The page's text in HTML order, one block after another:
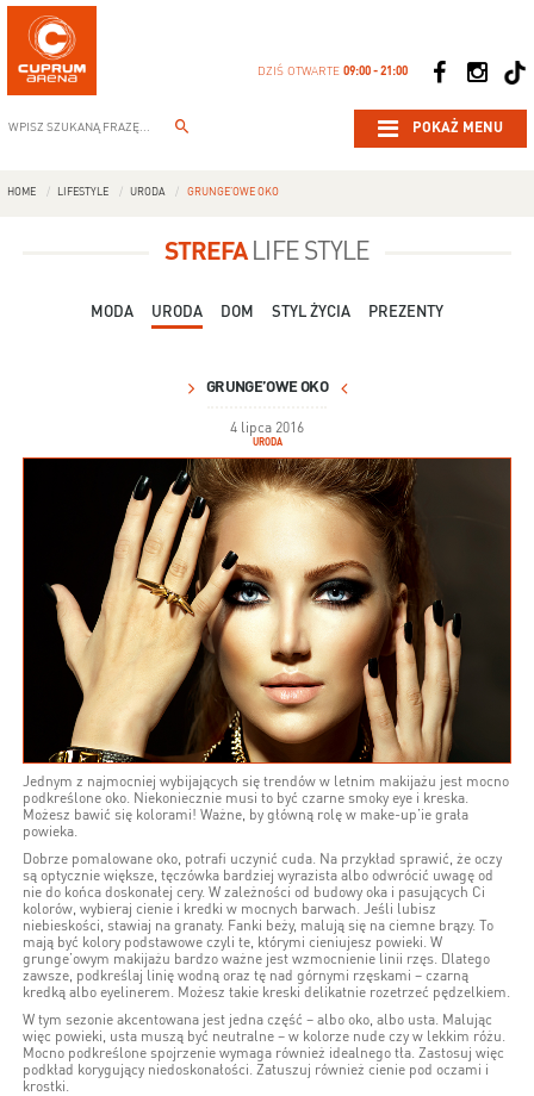
DZIŚ OTWARTE09:00 - 21:00
POKAŻ MENU
HOME LIFESTYLE URODA GRUNGE’OWE OKO
STREFALIFE STYLE
MODA URODA DOM STYL ŻYCIA PREZENTY
GRUNGE’OWE OKO
4 lipca 2016
URODA
Jednym z najmocniej wybijających się trendów w letnim makijażu jest mocno
podkreślone oko. Niekoniecznie musi to być czarne smoky eye i kreska.
Możesz bawić się kolorami! Ważne, by główną rolę w make-up’ie grała
powieka.
Dobrze pomalowane oko, potrafi uczynić cuda. Na przykład sprawić, że oczy
są optycznie większe, tęczówka bardziej wyrazista albo odwrócić uwagę od
nie do końca doskonałej cery. W zależności od budowy oka i pasujących Ci
kolorów, wybieraj cienie i kredki w mocnych barwach. Jeśli lubisz
niebieskości, stawiaj na granaty. Fanki beży, malują się na ciemne brązy. To
mają być kolory podstawowe czyli te, którymi cieniujesz powieki. W
grunge’owym makijażu bardzo ważne jest wzmocnienie linii rzęs. Dlatego
zawsze, podkreślaj linię wodną oraz tę nad górnymi rzęskami – czarną
kredką albo eyelinerem. Możesz takie kreski delikatnie rozetrzeć pędzelkiem.
W tym sezonie akcentowana jest jedna część – albo oko, albo usta. Malując
więc powieki, usta muszą być neutralne – w kolorze nude czy w lekkim różu.
Mocno podkreślone spojrzenie wymaga również idealnego tła. Zastosuj więc
podkład korygujący niedoskonałości. Zatuszuj również cienie pod oczami i
krostki.